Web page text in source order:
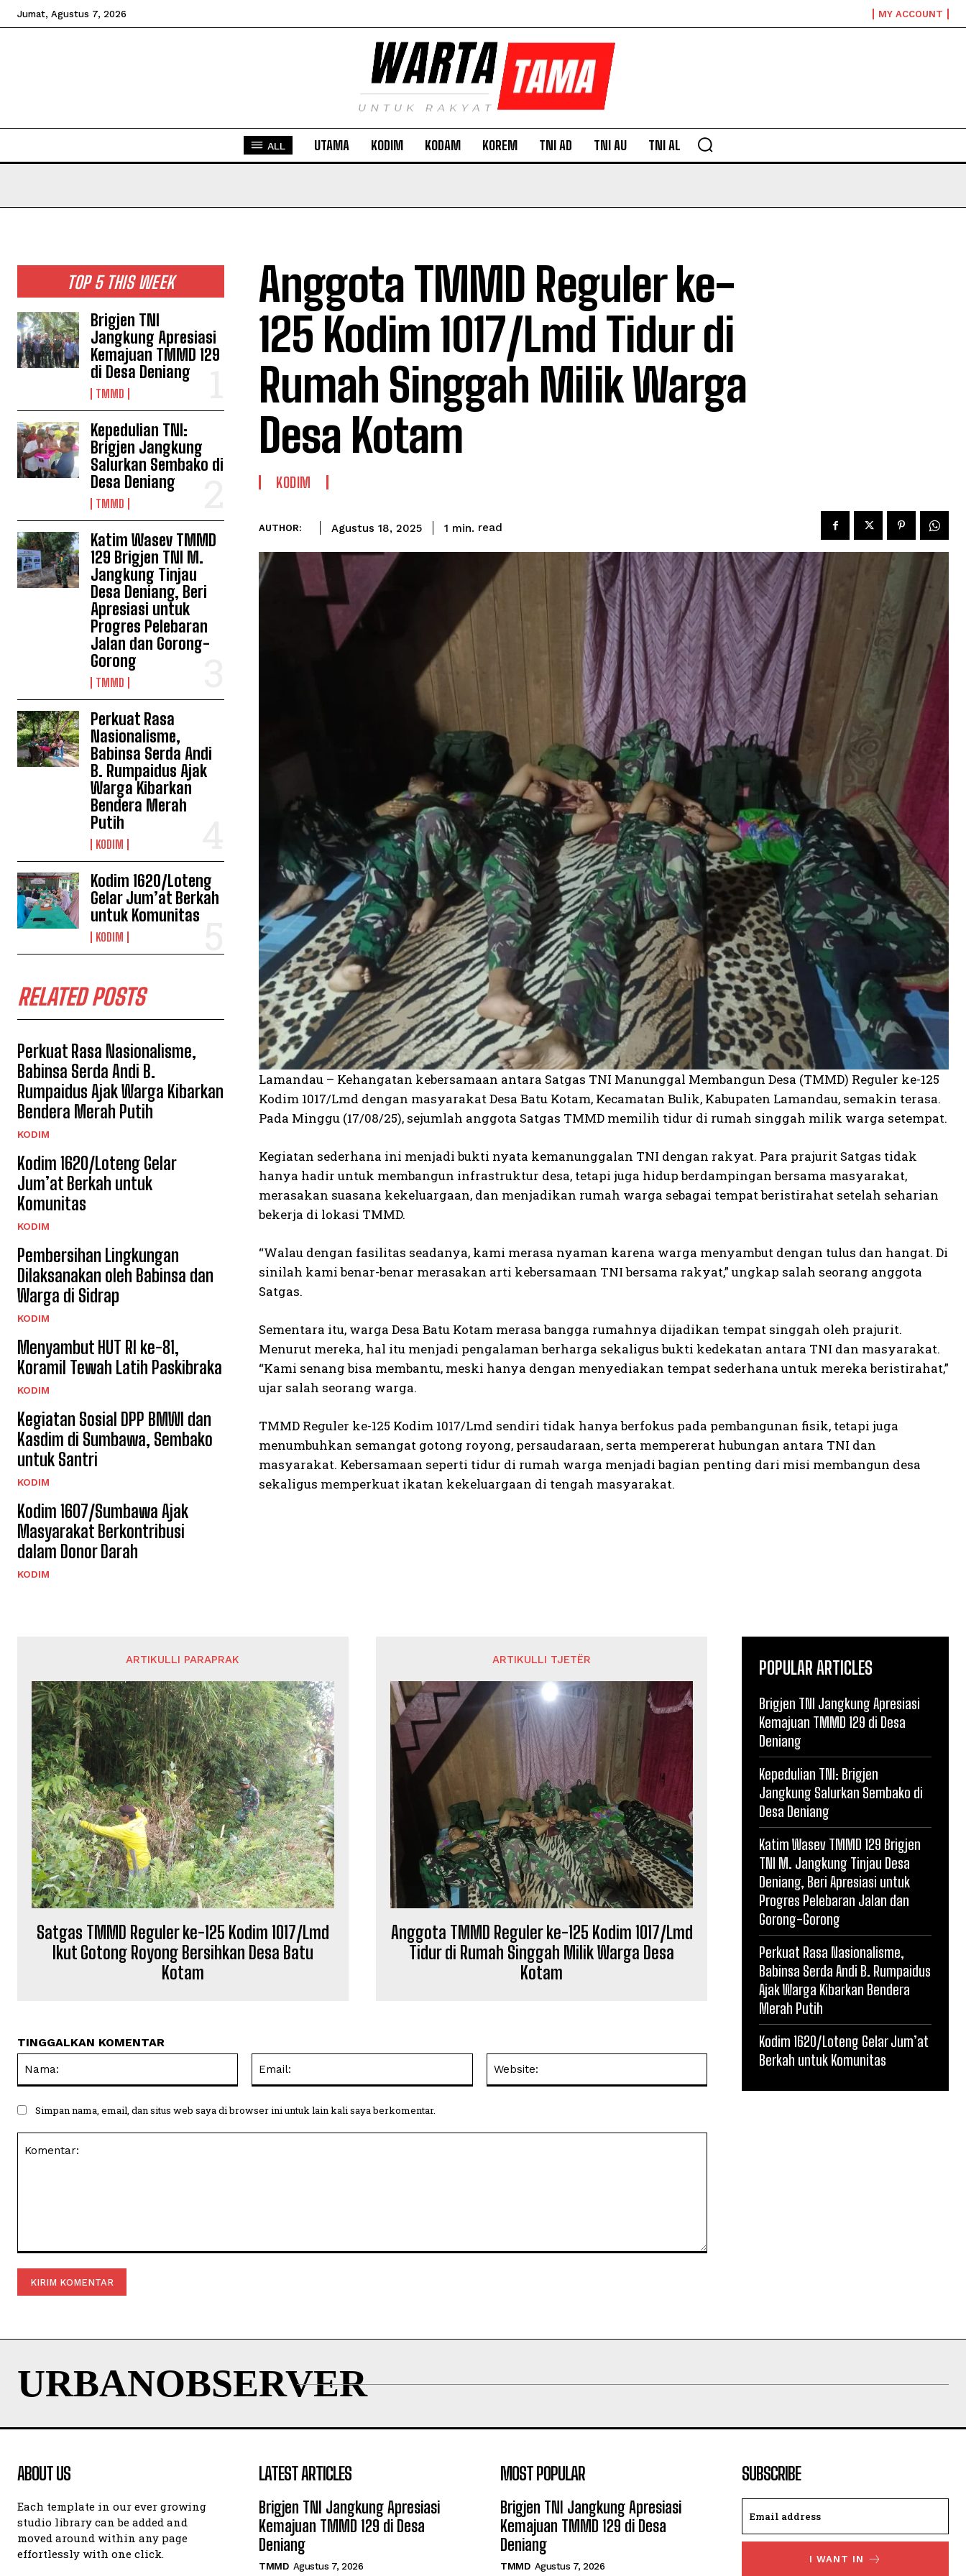
Jumat, Agustus 7, 2026 MY ACCOUNT
ALL UTAMA KODIM KODAM KOREM TNI AD TNI AU TNI AL
TOP 5 THIS WEEK
Brigjen TNI
Jangkung Apresiasi
Kemajuan TMMD 129
di Desa Deniang
TMMD
Kepedulian TNI:
Brigjen Jangkung
Salurkan Sembako di
Desa Deniang
TMMD
Katim Wasev TMMD
129 Brigjen TNI M.
Jangkung Tinjau
Desa Deniang, Beri
Apresiasi untuk
Progres Pelebaran
Jalan dan Gorong-
Gorong
TMMD
Perkuat Rasa
Nasionalisme,
Babinsa Serda Andi
B. Rumpaidus Ajak
Warga Kibarkan
Bendera Merah
Putih
KODIM
Kodim 1620/Loteng
Gelar Jum’at Berkah
untuk Komunitas
KODIM
RELATED POSTS
Perkuat Rasa Nasionalisme,
Babinsa Serda Andi B.
Rumpaidus Ajak Warga Kibarkan
Bendera Merah Putih
KODIM
Kodim 1620/Loteng Gelar
Jum’at Berkah untuk
Komunitas
KODIM
Pembersihan Lingkungan
Dilaksanakan oleh Babinsa dan
Warga di Sidrap
KODIM
Menyambut HUT RI ke-81,
Koramil Tewah Latih Paskibraka
KODIM
Kegiatan Sosial DPP BMWI dan
Kasdim di Sumbawa, Sembako
untuk Santri
KODIM
Kodim 1607/Sumbawa Ajak
Masyarakat Berkontribusi
dalam Donor Darah
KODIM
Anggota TMMD Reguler ke-
125 Kodim 1017/Lmd Tidur di
Rumah Singgah Milik Warga
Desa Kotam
KODIM
AUTHOR: Agustus 18, 2025 1 min. read
Lamandau – Kehangatan kebersamaan antara Satgas TNI Manunggal Membangun Desa (TMMD) Reguler ke-125
Kodim 1017/Lmd dengan masyarakat Desa Batu Kotam, Kecamatan Bulik, Kabupaten Lamandau, semakin terasa.
Pada Minggu (17/08/25), sejumlah anggota Satgas TMMD memilih tidur di rumah singgah milik warga setempat.
Kegiatan sederhana ini menjadi bukti nyata kemanunggalan TNI dengan rakyat. Para prajurit Satgas tidak
hanya hadir untuk membangun infrastruktur desa, tetapi juga hidup berdampingan bersama masyarakat,
merasakan suasana kekeluargaan, dan menjadikan rumah warga sebagai tempat beristirahat setelah seharian
bekerja di lokasi TMMD.
“Walau dengan fasilitas seadanya, kami merasa nyaman karena warga menyambut dengan tulus dan hangat. Di
sinilah kami benar-benar merasakan arti kebersamaan TNI bersama rakyat,” ungkap salah seorang anggota
Satgas.
Sementara itu, warga Desa Batu Kotam merasa bangga rumahnya dijadikan tempat singgah oleh prajurit.
Menurut mereka, hal itu menjadi pengalaman berharga sekaligus bukti kedekatan antara TNI dan masyarakat.
“Kami senang bisa membantu, meski hanya dengan menyediakan tempat sederhana untuk mereka beristirahat,”
ujar salah seorang warga.
TMMD Reguler ke-125 Kodim 1017/Lmd sendiri tidak hanya berfokus pada pembangunan fisik, tetapi juga
menumbuhkan semangat gotong royong, persaudaraan, serta mempererat hubungan antara TNI dan
masyarakat. Kebersamaan seperti tidur di rumah warga menjadi bagian penting dari misi membangun desa
sekaligus memperkuat ikatan kekeluargaan di tengah masyarakat.
ARTIKULLI PARAPRAK
Satgas TMMD Reguler ke-125 Kodim 1017/Lmd
Ikut Gotong Royong Bersihkan Desa Batu
Kotam
ARTIKULLI TJETËR
Anggota TMMD Reguler ke-125 Kodim 1017/Lmd
Tidur di Rumah Singgah Milik Warga Desa
Kotam
TINGGALKAN KOMENTAR
Simpan nama, email, dan situs web saya di browser ini untuk lain kali saya berkomentar.
POPULAR ARTICLES
Brigjen TNI Jangkung Apresiasi
Kemajuan TMMD 129 di Desa
Deniang
Kepedulian TNI: Brigjen
Jangkung Salurkan Sembako di
Desa Deniang
Katim Wasev TMMD 129 Brigjen
TNI M. Jangkung Tinjau Desa
Deniang, Beri Apresiasi untuk
Progres Pelebaran Jalan dan
Gorong-Gorong
Perkuat Rasa Nasionalisme,
Babinsa Serda Andi B. Rumpaidus
Ajak Warga Kibarkan Bendera
Merah Putih
Kodim 1620/Loteng Gelar Jum’at
Berkah untuk Komunitas
URBANOBSERVER
ABOUT US
Each template in our ever growing
studio library can be added and
moved around within any page
effortlessly with one click.
LATEST ARTICLES
Brigjen TNI Jangkung Apresiasi
Kemajuan TMMD 129 di Desa
Deniang
TMMD Agustus 7, 2026
MOST POPULAR
Brigjen TNI Jangkung Apresiasi
Kemajuan TMMD 129 di Desa
Deniang
TMMD Agustus 7, 2026
SUBSCRIBE
I WANT IN